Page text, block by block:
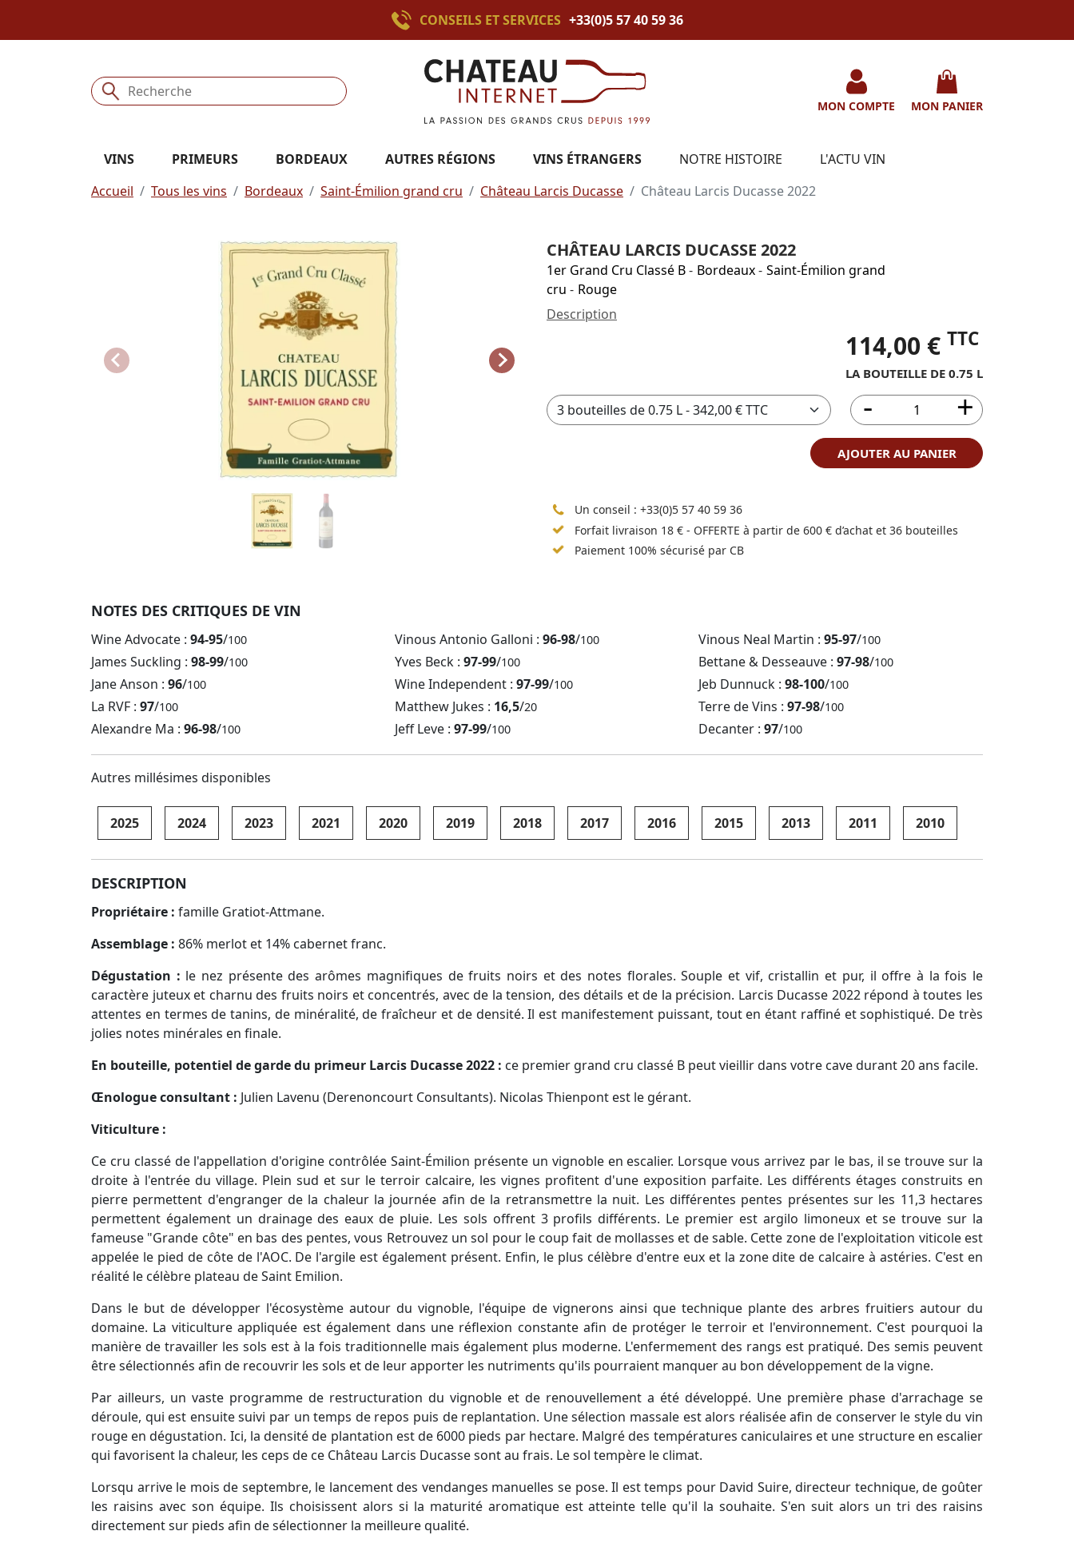
CONSEILS ET SERVICES +33(0)5 57 40 59 36
MON COMPTE MON PANIER
VINS PRIMEURS BORDEAUX AUTRES RÉGIONS VINS ÉTRANGERS NOTRE HISTOIRE
L'ACTU VIN
Accueil
Tous les vins Bordeaux Saint-Émilion grand cru Château Larcis Ducasse Château Larcis Ducasse 2022
CHÂTEAU LARCIS DUCASSE 2022
1er Grand Cru Classé B- Bordeaux- Saint-Émilion grand
cru - Rouge
Description
114,00 € TTC
LA BOUTEILLE DE 0.75 L
AJOUTER AU PANIER
Un conseil : +33(0)5 57 40 59 36
Forfait livraison 18 € - OFFERTE à partir de 600 € d’achat et 36 bouteilles
Paiement 100% sécurisé par CB
NOTES DES CRITIQUES DE VIN
Wine Advocate : 94-95/100 Vinous Antonio Galloni : 96-98/100 Vinous Neal Martin : 95-97/100
James Suckling : 98-99/100 Yves Beck : 97-99/100 Bettane & Desseauve : 97-98/100
Jane Anson : 96/100 Wine Independent : 97-99/100 Jeb Dunnuck : 98-100/100
La RVF : 97/100 Matthew Jukes : 16,5/20 Terre de Vins : 97-98/100
Alexandre Ma : 96-98/100 Jeff Leve : 97-99/100 Decanter : 97/100
Autres millésimes disponibles
2025 2024 2023 2021 2020 2019 2018 2017 2016 2015 2013 2011 2010
DESCRIPTION
Propriétaire : famille Gratiot-Attmane.
Assemblage : 86% merlot et 14% cabernet franc.
Dégustation : le nez présente des arômes magnifiques de fruits noirs et des notes florales. Souple et vif, cristallin et pur, il offre à la fois le
caractère juteux et charnu des fruits noirs et concentrés, avec de la tension, des détails et de la précision. Larcis Ducasse 2022 répond à toutes les
attentes en termes de tanins, de minéralité, de fraîcheur et de densité. Il est manifestement puissant, tout en étant raffiné et sophistiqué. De très
jolies notes minérales en finale.
En bouteille, potentiel de garde du primeur Larcis Ducasse 2022 : ce premier grand cru classé B peut vieillir dans votre cave durant 20 ans facile.
Œnologue consultant : Julien Lavenu (Derenoncourt Consultants). Nicolas Thienpont est le gérant.
Viticulture :
Ce cru classé de l'appellation d'origine contrôlée Saint-Émilion présente un vignoble en escalier. Lorsque vous arrivez par le bas, il se trouve sur la
droite à l'entrée du village. Plein sud et sur le terroir calcaire, les vignes profitent d'une exposition parfaite. Les différents étages construits en
pierre permettent d'engranger de la chaleur la journée afin de la retransmettre la nuit. Les différentes pentes présentes sur les 11,3 hectares
permettent également un drainage des eaux de pluie. Les sols offrent 3 profils différents. Le premier est argilo limoneux et se trouve sur la
fameuse "Grande côte" en bas des pentes, vous Retrouvez un sol pour le coup fait de mollasses et de sable. Cette zone de l'exploitation viticole est
appelée le pied de côte de l'AOC. De l'argile est également présent. Enfin, le plus célèbre d'entre eux et la zone dite de calcaire à astéries. C'est en
réalité le célèbre plateau de Saint Emilion.
Dans le but de développer l'écosystème autour du vignoble, l'équipe de vignerons ainsi que technique plante des arbres fruitiers autour du
domaine. La viticulture appliquée est également dans une réflexion constante afin de protéger le terroir et l'environnement. C'est pourquoi la
manière de travailler les sols est à la fois traditionnelle mais également plus moderne. L'enfermement des rangs est pratiqué. Des semis peuvent
être sélectionnés afin de recouvrir les sols et de leur apporter les nutriments qu'ils pourraient manquer au bon développement de la vigne.
Par ailleurs, un vaste programme de restructuration du vignoble et de renouvellement a été développé. Une première phase d'arrachage se
déroule, qui est ensuite suivi par un temps de repos puis de replantation. Une sélection massale est alors réalisée afin de conserver le style du vin
rouge en dégustation. Ici, la densité de plantation est de 6000 pieds par hectare. Malgré des températures caniculaires et une structure en escalier
qui favorisent la chaleur, les ceps de ce Château Larcis Ducasse sont au frais. Le sol tempère le climat.
Lorsqu arrive le mois de septembre, le lancement des vendanges manuelles se pose. Il est temps pour David Suire, directeur technique, de goûter
les raisins avec son équipe. Ils choisissent alors si la maturité aromatique est atteinte telle qu'il la souhaite. S'en suit alors un tri des raisins
directement sur pieds afin de sélectionner la meilleure qualité.